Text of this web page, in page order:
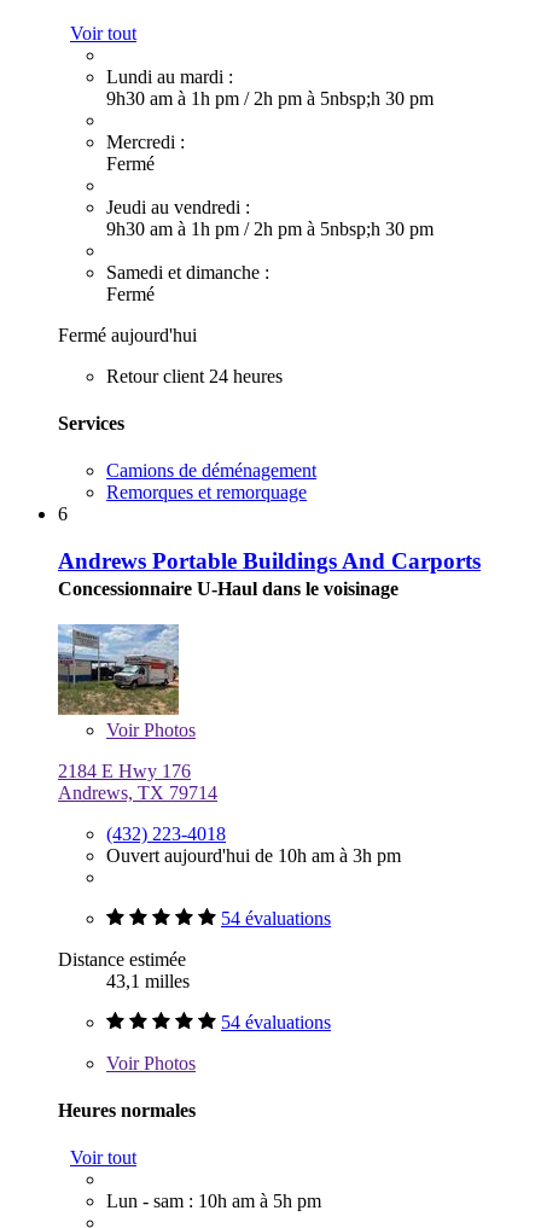
Voir tout
Lundi au mardi :
9h30 am à 1h pm / 2h pm à 5nbsp;h 30 pm
Mercredi :
Fermé
Jeudi au vendredi :
9h30 am à 1h pm / 2h pm à 5nbsp;h 30 pm
Samedi et dimanche :
Fermé
Fermé aujourd'hui
Retour client 24 heures
Services
Camions de déménagement
Remorques et remorquage
6
Andrews Portable Buildings And Carports
Concessionnaire U-Haul dans le voisinage
VoirPhotos
2184 E Hwy 176
Andrews, TX 79714
(432) 223-4018
Ouvert aujourd'hui de 10h am à 3h pm
54 évaluations
Distance estimée
43,1 milles
54 évaluations
VoirPhotos
Heures normales
Voir tout
Lun - sam : 10h am à 5h pm